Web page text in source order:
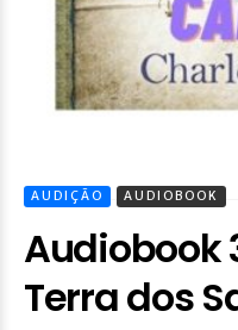
AUDIÇÃO AUDIOBOOK
Audiobook
Terra dos